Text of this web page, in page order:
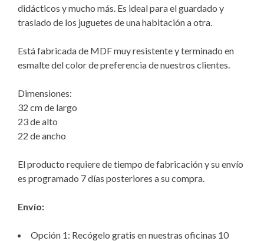
didácticos y mucho más. Es ideal para el guardado y
traslado de los juguetes de una habitación a otra.
Está fabricada de MDF muy resistente y terminado en
esmalte del color de preferencia de nuestros clientes.
Dimensiones:
32 cm de largo
23 de alto
22 de ancho
El producto requiere de tiempo de fabricación y su envío
es programado 7 días posteriores a su compra.
Envío:
Opción 1: Recógelo gratis en nuestras oficinas 10